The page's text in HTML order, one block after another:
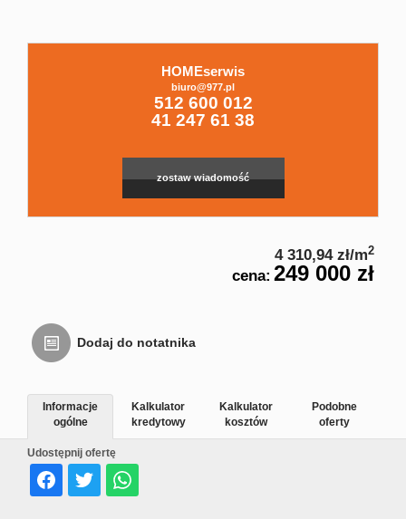
Usługi
deweloperska
Leaflet
HOMEserwis
biuro@977.pl
512 600 012
41 247 61 38
zostaw wiadomość
4 310,94 zł/m2
cena: 249 000 zł
Dodaj do notatnika
Udostępnij ofertę
Informacje
ogólne
Kalkulator
kredytowy
Kalkulator
kosztów
Podobne
oferty